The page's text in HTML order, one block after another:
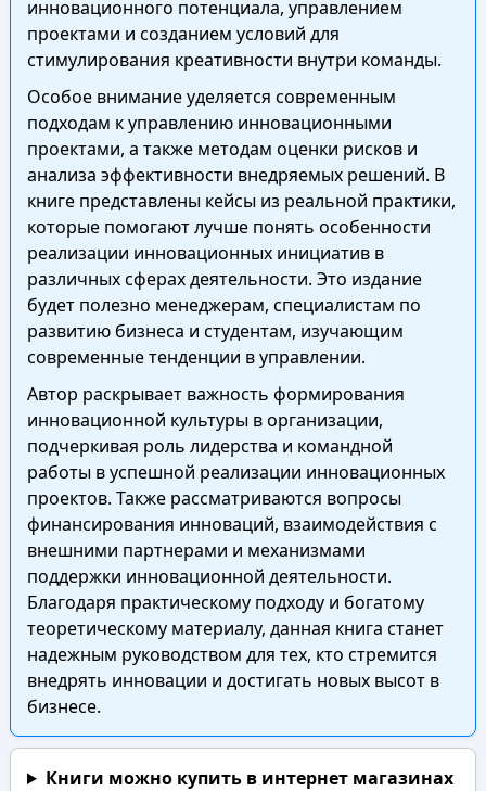
инновационного потенциала, управлением
проектами и созданием условий для
стимулирования креативности внутри команды.
Особое внимание уделяется современным
подходам к управлению инновационными
проектами, а также методам оценки рисков и
анализа эффективности внедряемых решений. В
книге представлены кейсы из реальной практики,
которые помогают лучше понять особенности
реализации инновационных инициатив в
различных сферах деятельности. Это издание
будет полезно менеджерам, специалистам по
развитию бизнеса и студентам, изучающим
современные тенденции в управлении.
Автор раскрывает важность формирования
инновационной культуры в организации,
подчеркивая роль лидерства и командной
работы в успешной реализации инновационных
проектов. Также рассматриваются вопросы
финансирования инноваций, взаимодействия с
внешними партнерами и механизмами
поддержки инновационной деятельности.
Благодаря практическому подходу и богатому
теоретическому материалу, данная книга станет
надежным руководством для тех, кто стремится
внедрять инновации и достигать новых высот в
бизнесе.
Книги можно купить в интернет магазинах